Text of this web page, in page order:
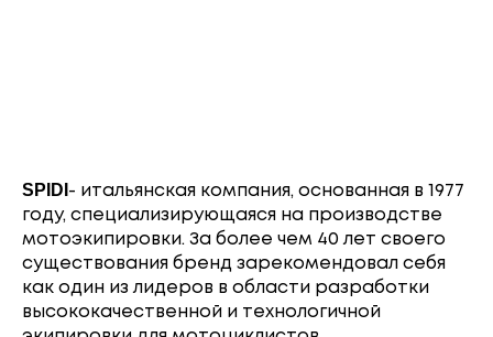
SPIDI - итальянская компания, основанная в 1977
году, специализирующаяся на производстве
мотоэкипировки. За более чем 40 лет своего
существования бренд зарекомендовал себя
как один из лидеров в области разработки
высококачественной и технологичной